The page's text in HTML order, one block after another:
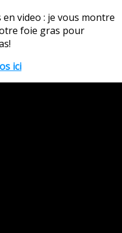
video : je vous montre
foie gras pour
ici